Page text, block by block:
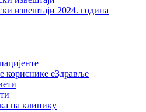
извештаји 2024. година
кориснике еЗдравље
на клинику